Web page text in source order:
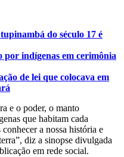
do século 17 é
indígenas em cerimônia
de lei que colocava em
e o poder, o manto
que habitam cada
a nossa história e
diz a sinopse divulgada
em rede social.